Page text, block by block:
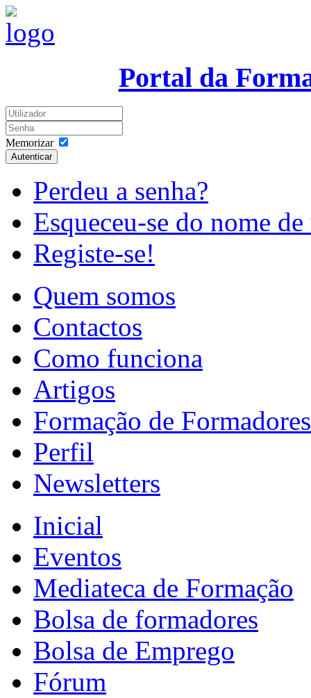
Portal da
Memorizar
Autenticar
Perdeu a senha?
Esqueceu-se do nome
Registe-se!
Quem somos
Contactos
Como funciona
Artigos
Formação de Formadores
Perfil
Newsletters
Inicial
Eventos
Mediateca de Formação
Bolsa de formadores
Bolsa de Emprego
Fórum